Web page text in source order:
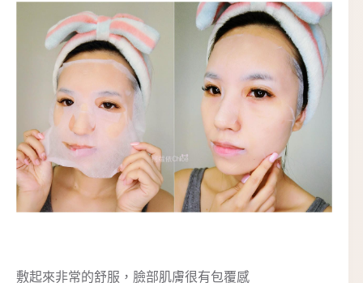
敷起來非常的舒服，臉部肌膚很有包覆感